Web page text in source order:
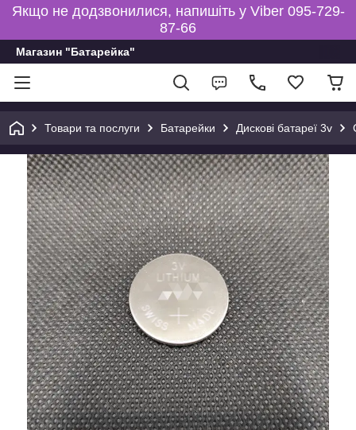
Якщо не додзвонилися, напишіть у Viber 095-729-
87-66
Магазин "Батарейка"
Товари та послуги Батарейки Дискові батареї 3v